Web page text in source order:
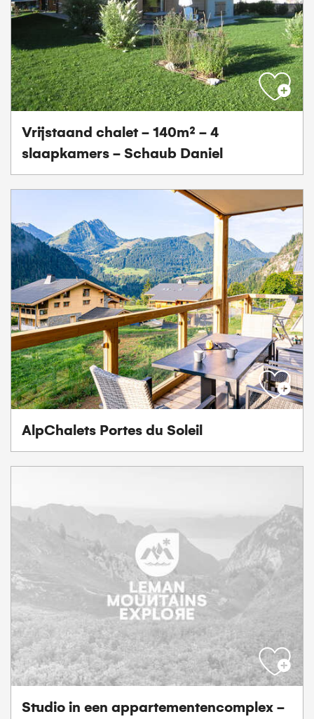
Vrijstaand chalet - 140m² - 4
slaapkamers - Schaub Daniel
AlpChalets Portes du Soleil
Studio in een appartementencomplex -